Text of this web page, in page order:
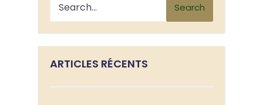
Search
ARTICLES RÉCENTS